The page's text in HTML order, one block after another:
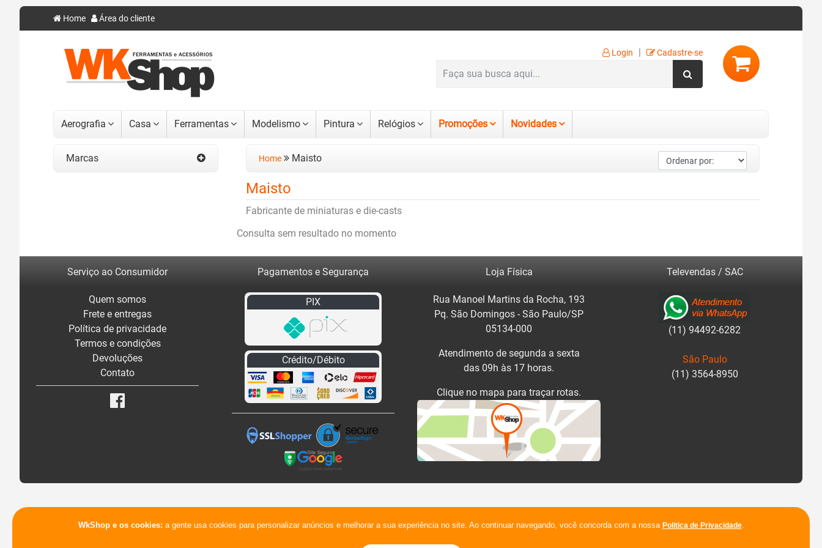
Home Área do cliente
Login | Cadastre-se
Aerografia Casa Ferramentas Modelismo Pintura Relógios Promoções Novidades
Marcas Home Maisto
Maisto
Fabricante de miniaturas e die-casts
Consulta sem resultado no momento
WkShop e os cookies: a gente usa cookies para personalizar anúncios e melhorar a sua experiência no site. Ao continuar navegando, você concorda com a nossa Politica de Privacidade.
Serviço ao Consumidor
Quem somos
Frete e entregas
Política de privacidade
Termos e condições
Devoluções
Contato
Pagamentos e Segurança
PIX
Crédito/Débito
Loja Física
Rua Manoel Martins da Rocha, 193
Pq. São Domingos - São Paulo/SP
05134-000
Atendimento de segunda a sexta
das 09h às 17 horas.
Clique no mapa para traçar rotas.
Televendas / SAC
(11) 94492-6282
São Paulo
(11) 3564-8950